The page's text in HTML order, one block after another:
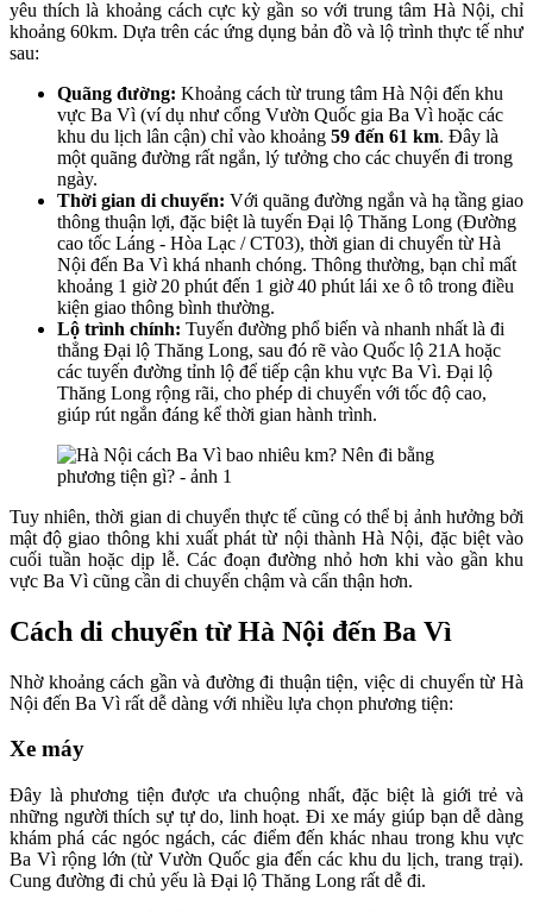
yêu thích là khoảng cách cực kỳ gần so với trung tâm Hà Nội, chỉ
khoảng 60km. Dựa trên các ứng dụng bản đồ và lộ trình thực tế như
sau:
Quãng đường: Khoảng cách từ trung tâm Hà Nội đến khu
vực Ba Vì (ví dụ như cổng Vườn Quốc gia Ba Vì hoặc các
khu du lịch lân cận) chỉ vào khoảng 59 đến 61 km. Đây là
một quãng đường rất ngắn, lý tưởng cho các chuyến đi trong
ngày.
Thời gian di chuyển: Với quãng đường ngắn và hạ tầng giao
thông thuận lợi, đặc biệt là tuyến Đại lộ Thăng Long (Đường
cao tốc Láng - Hòa Lạc / CT03), thời gian di chuyển từ Hà
Nội đến Ba Vì khá nhanh chóng. Thông thường, bạn chỉ mất
khoảng 1 giờ 20 phút đến 1 giờ 40 phút lái xe ô tô trong điều
kiện giao thông bình thường.
Lộ trình chính: Tuyến đường phổ biến và nhanh nhất là đi
thẳng Đại lộ Thăng Long, sau đó rẽ vào Quốc lộ 21A hoặc
các tuyến đường tỉnh lộ để tiếp cận khu vực Ba Vì. Đại lộ
Thăng Long rộng rãi, cho phép di chuyển với tốc độ cao,
giúp rút ngắn đáng kể thời gian hành trình.
Tuy nhiên, thời gian di chuyển thực tế cũng có thể bị ảnh hưởng bởi
mật độ giao thông khi xuất phát từ nội thành Hà Nội, đặc biệt vào
cuối tuần hoặc dịp lễ. Các đoạn đường nhỏ hơn khi vào gần khu
vực Ba Vì cũng cần di chuyển chậm và cẩn thận hơn.
Cách di chuyển từ Hà Nội đến Ba Vì
Nhờ khoảng cách gần và đường đi thuận tiện, việc di chuyển từ Hà
Nội đến Ba Vì rất dễ dàng với nhiều lựa chọn phương tiện:
Xe máy
Đây là phương tiện được ưa chuộng nhất, đặc biệt là giới trẻ và
những người thích sự tự do, linh hoạt. Đi xe máy giúp bạn dễ dàng
khám phá các ngóc ngách, các điểm đến khác nhau trong khu vực
Ba Vì rộng lớn (từ Vườn Quốc gia đến các khu du lịch, trang trại).
Cung đường đi chủ yếu là Đại lộ Thăng Long rất dễ đi.